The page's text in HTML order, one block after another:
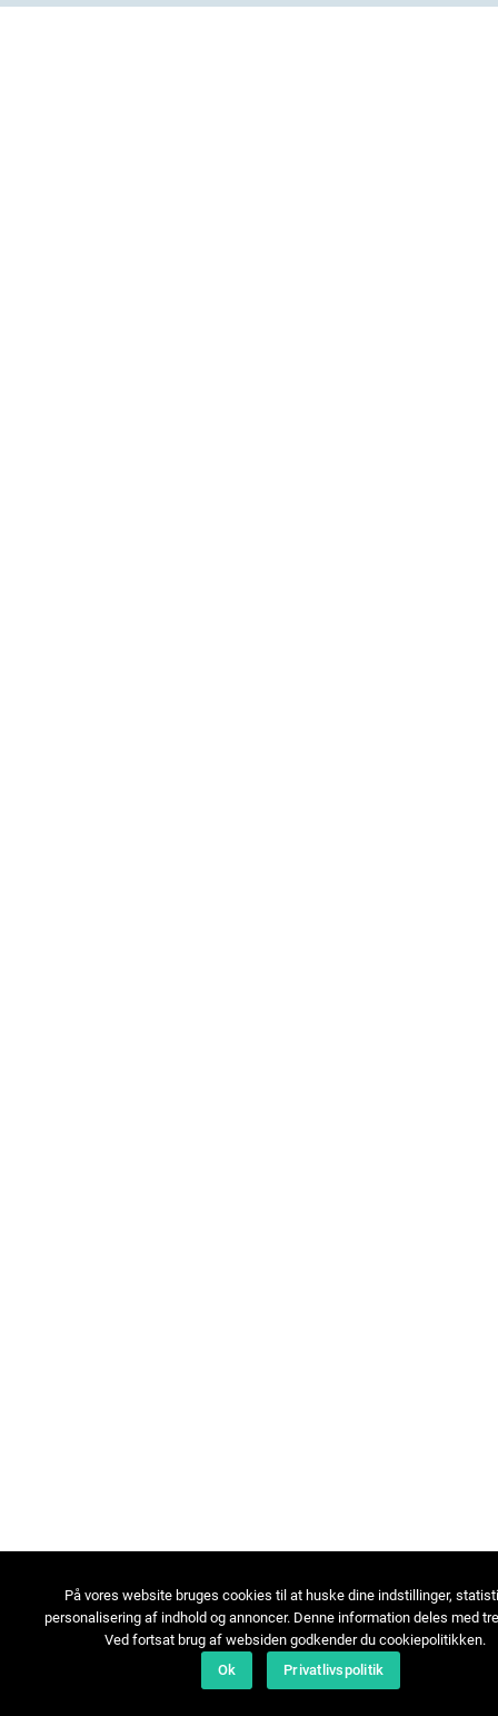
På vores website bruges cookies til at huske dine indstillinger,
personalisering af indhold og annoncer. Denne information deles med
Ved fortsat brug af websiden godkender du cookiepolitikken.
Ok
Privatlivspolitik